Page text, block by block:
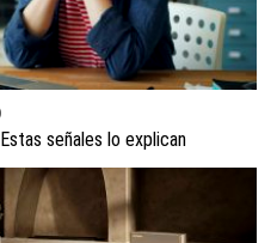
señales lo explican